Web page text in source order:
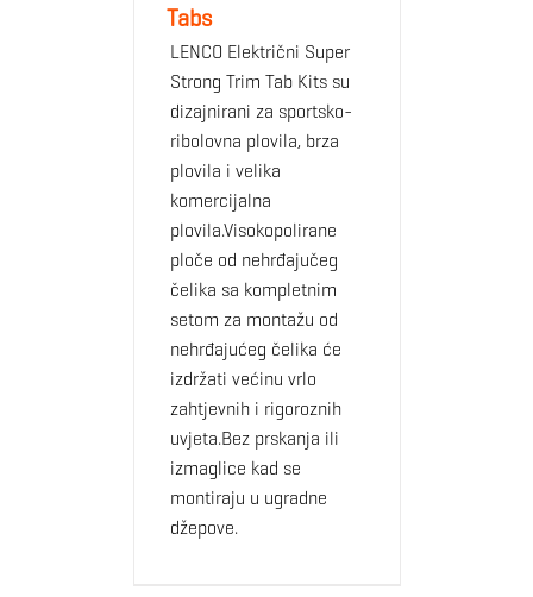
Tabs
LENCO Električni Super
Strong Trim Tab Kits su
dizajnirani za sportsko-
ribolovna plovila, brza
plovila i velika
komercijalna
plovila.Visokopolirane
ploče od nehrđajučeg
čelika sa kompletnim
setom za montažu od
nehrđajućeg čelika će
izdržati većinu vrlo
zahtjevnih i rigoroznih
uvjeta.Bez prskanja ili
izmaglice kad se
montiraju u ugradne
džepove.